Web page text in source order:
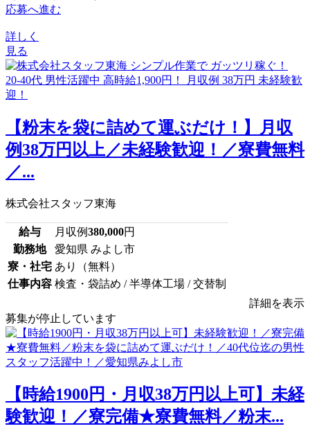
応募へ進む
詳しく
見る
【粉末を袋に詰めて運ぶだけ！】月収
例38万円以上／未経験歓迎！／寮費無料
／...
株式会社スタッフ東海
給与 月収例380,000円
勤務地
愛知県 みよし市
寮・社宅 あり（無料）
仕事内容 検査・袋詰め / 半導体工場 / 交替制
詳細を表示
募集が停止しています
【時給1900円・月収38万円以上可】未経
験歓迎！／寮完備★寮費無料／粉末...